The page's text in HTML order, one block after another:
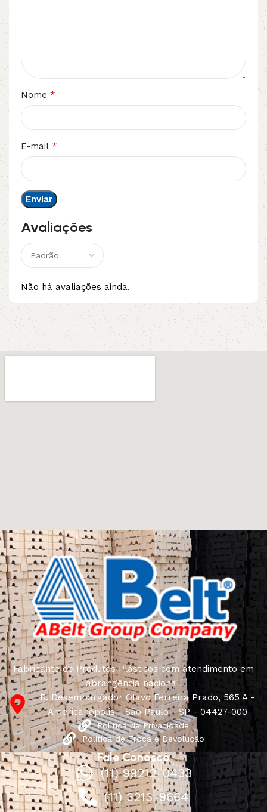
Avaliações
Não há avaliações ainda.
Nome *
E-mail *
Fabricante de Produtos Plásticos com atendimento em
abrangência nacional!
R. Desembargador Olavo Ferreira Prado, 565 A -
Americanópolis - São Paulo - SP - 04427-000
Política de Privacidade
Política de Troca e Devolução
Fale Conosco
(11) 99212-0433
(11) 3213-9664